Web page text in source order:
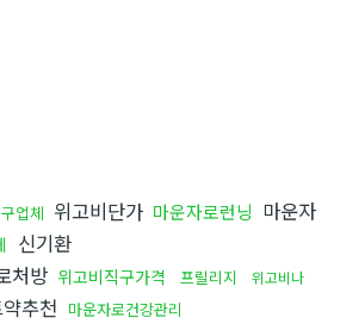
업체 위고비단가 마운자로런닝 마운자
신기환
처방 위고비직구가격 프릴리지
위고비나
추천 마운자로건강관리